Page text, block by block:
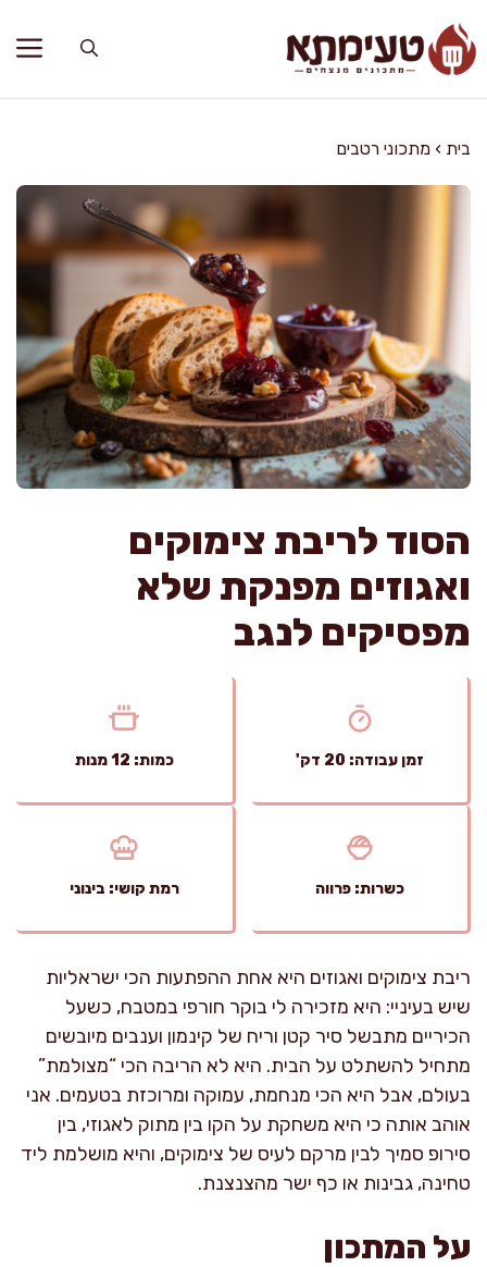
לתוכן
בית › מתכוני רטבים
הסוד לריבת צימוקים
ואגוזים מפנקת שלא
מפסיקים לנגב
זמן עבודה: 20 דק' כמות: 12 מנות
כשרות: פרווה רמת קושי: בינוני
ריבת צימוקים ואגוזים היא אחת ההפתעות הכי ישראליות
שיש בעיניי: היא מזכירה לי בוקר חורפי במטבח, כשעל
הכיריים מתבשל סיר קטן וריח של קינמון וענבים מיובשים
מתחיל להשתלט על הבית. היא לא הריבה הכי “מצולמת”
בעולם, אבל היא הכי מנחמת, עמוקה ומרוכזת בטעמים. אני
אוהב אותה כי היא משחקת על הקו בין מתוק לאגוזי, בין
סירופ סמיך לבין מרקם לעיס של צימוקים, והיא מושלמת ליד
טחינה, גבינות או כף ישר מהצנצנת.
על המתכון